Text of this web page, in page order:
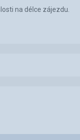
na délce zájezdu.